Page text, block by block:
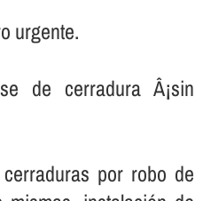
urgente.
de cerradura Â¡sin
por robo de